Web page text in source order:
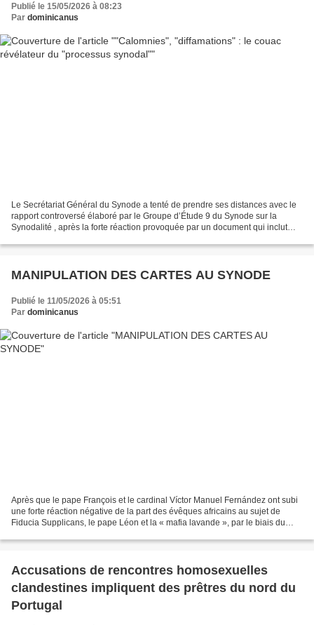
Publié le 15/05/2026 à 08:23
Par dominicanus
Le Secrétariat Général du Synode a tenté de prendre ses distances avec le
rapport controversé élaboré par le Groupe d’Étude 9 du Synode sur la
Synodalité , après la forte réaction provoquée par un document qui inclut
MANIPULATION DES CARTES AU SYNODE
Publié le 11/05/2026 à 05:51
Par dominicanus
Après que le pape François et le cardinal Víctor Manuel Fernández ont subi
une forte réaction négative de la part des évêques africains au sujet de
Fiducia Supplicans, le pape Léon et la « mafia lavande », par le biais du
Accusations de rencontres homosexuelles
clandestines impliquent des prêtres du nord du
Portugal